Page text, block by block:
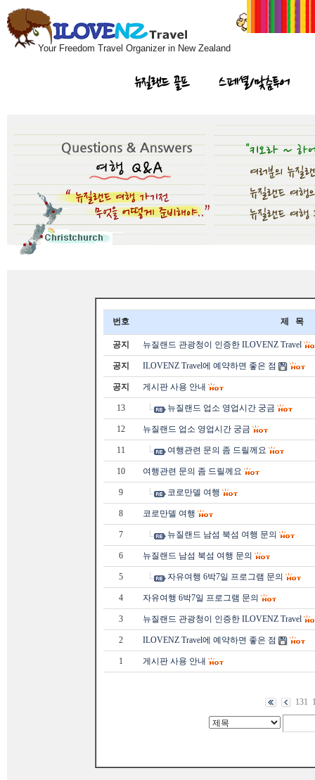
Your Freedom Travel Organizer in New Zealand
뉴질랜드 골프 스페셜/맞춤투어
번호 제 목
공지 뉴질랜드 관광청이 인증한 ILOVENZ Travel
공지 ILOVENZ Travel에 예약하면 좋은 점
공지 게시판 사용 안내
13 뉴질랜드 업소 영업시간 궁금
12 뉴질랜드 업소 영업시간 궁금
11 여행관련 문의 좀 드릴께요
10 여행관련 문의 좀 드릴께요
9 코로만델 여행
8 코로만델 여행
7 뉴질랜드 남섬 북섬 여행 문의
6 뉴질랜드 남섬 북섬 여행 문의
5 자유여행 6박7일 프로그램 문의
4 자유여행 6박7일 프로그램 문의
3 뉴질랜드 관광청이 인증한 ILOVENZ Travel
2 ILOVENZ Travel에 예약하면 좋은 점
1 게시판 사용 안내
131